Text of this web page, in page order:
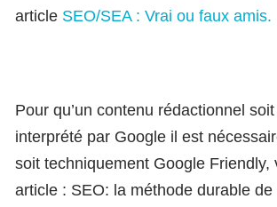
articleSEO/SEA : Vrai ou faux amis.
Pour qu’un contenu rédactionnel
interprété par Google il est
soit techniquement Google Friendly,
article : SEO: la méthode durable